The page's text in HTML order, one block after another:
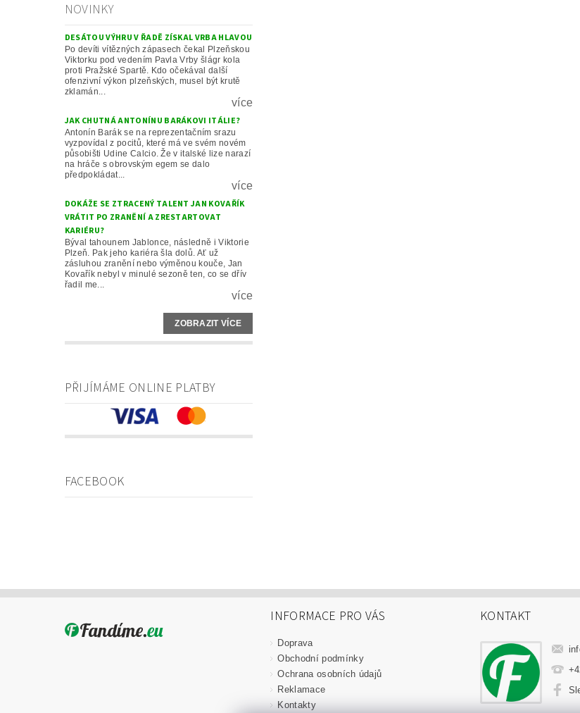
NOVINKY
DESÁTOU VÝHRU V ŘADĚ ZÍSKAL VRBA HLAVOU
Po devíti vítězných zápasech čekal Plzeňskou
Viktorku pod vedením Pavla Vrby šlágr kola
proti Pražské Spartě. Kdo očekával další
ofenzivní výkon plzeňských, musel být krutě
zklamán...
více
JAK CHUTNÁ ANTONÍNU BARÁKOVI ITÁLIE?
Antonín Barák se na reprezentačním srazu
vyzpovídal z pocitů, které má ve svém novém
působišti Udine Calcio. Že v italské lize narazí
na hráče s obrovským egem se dalo
předpokládat...
více
DOKÁŽE SE ZTRACENÝ TALENT JAN KOVAŘÍK
VRÁTIT PO ZRANĚNÍ A ZRESTARTOVAT
KARIÉRU?
Býval tahounem Jablonce, následně i Viktorie
Plzeň. Pak jeho kariéra šla dolů. Ať už
zásluhou zranění nebo výměnou kouče, Jan
Kovařík nebyl v minulé sezoně ten, co se dřív
řadil me...
více
ZOBRAZIT VÍCE
PŘIJÍMÁME ONLINE PLATBY
FACEBOOK
INFORMACE PRO VÁS
Doprava
Obchodní podmínky
Ochrana osobních údajů
Reklamace
Kontakty
KONTAKT